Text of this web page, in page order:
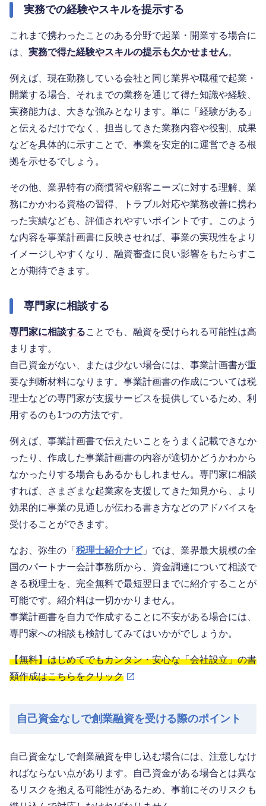
実務での経験やスキルを提示する
これまで携わったことのある分野で起業・開業する場合に
は、 実務で得た経験やスキルの提示も欠かせません。
例えば、現在勤務している会社と同じ業界や職種で起業・
開業する場合、それまでの業務を通じて得た知識や経験、
実務能力は、大きな強みとなります。単に「経験がある」
と伝えるだけでなく、担当してきた業務内容や役割、成果
などを具体的に示すことで、事業を安定的に運営できる根
拠を示せるでしょう。
その他、業界特有の商慣習や顧客ニーズに対する理解、業
務にかかわる資格の習得、トラブル対応や業務改善に携わ
った実績なども、評価されやすいポイントです。このよう
な内容を事業計画書に反映させれば、事業の実現性をより
イメージしやすくなり、融資審査に良い影響をもたらすこ
とが期待できます。
専門家に相談する
専門家に相談することでも、融資を受けられる可能性は高
まります。
自己資金がない、または少ない場合には、事業計画書が重
要な判断材料になります。事業計画書の作成については税
理士などの専門家が支援サービスを提供しているため、利
用するのも1つの方法です。
例えば、事業計画書で伝えたいことをうまく記載できなか
ったり、作成した事業計画書の内容が適切かどうかわから
なかったりする場合もあるかもしれません。専門家に相談
すれば、さまざまな起業家を支援してきた知見から、より
効果的に事業の見通しが伝わる書き方などのアドバイスを
受けることができます。
なお、弥生の「 税理士紹介ナビ」では、業界最大規模の全
国のパートナー会計事務所から、資金調達について相談で
きる税理士を、完全無料で最短翌日までに紹介することが
可能です。紹介料は一切かかりません。
事業計画書を自力で作成することに不安がある場合には、
専門家への相談も検討してみてはいかがでしょうか。
【無料】はじめてでもカンタン・安心な「会社設立」の書
類作成はこちらをクリック
自己資金なしで創業融資を受ける際のポイント
自己資金なしで創業融資を申し込む場合には、注意しなけ
ればならない点があります。自己資金がある場合とは異な
るリスクを抱える可能性があるため、事前にそのリスクも